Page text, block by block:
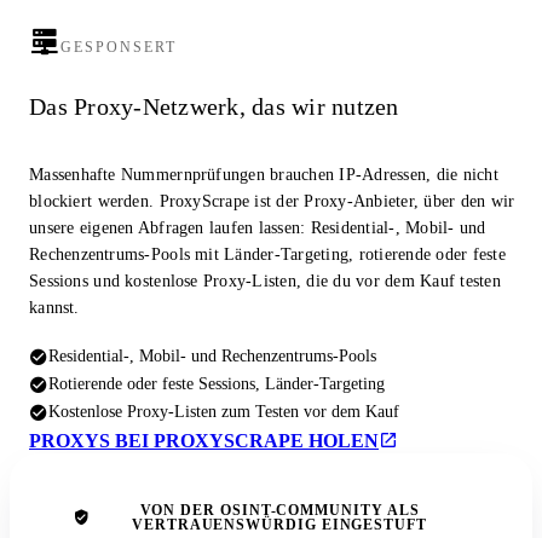
GESPONSERT
Das Proxy-Netzwerk, das wir nutzen
Massenhafte Nummernprüfungen brauchen IP-Adressen, die nicht
blockiert werden. ProxyScrape ist der Proxy-Anbieter, über den wir
unsere eigenen Abfragen laufen lassen: Residential-, Mobil- und
Rechenzentrums-Pools mit Länder-Targeting, rotierende oder feste
Sessions und kostenlose Proxy-Listen, die du vor dem Kauf testen
kannst.
Residential-, Mobil- und Rechenzentrums-Pools
Rotierende oder feste Sessions, Länder-Targeting
Kostenlose Proxy-Listen zum Testen vor dem Kauf
PROXYS BEI PROXYSCRAPE HOLEN
VON DER OSINT-COMMUNITY ALS
VERTRAUENSWÜRDIG EINGESTUFT